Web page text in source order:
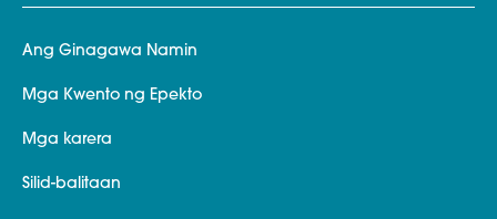
Ang Ginagawa Namin
Mga Kwento ng Epekto
Mga karera
Silid-balitaan